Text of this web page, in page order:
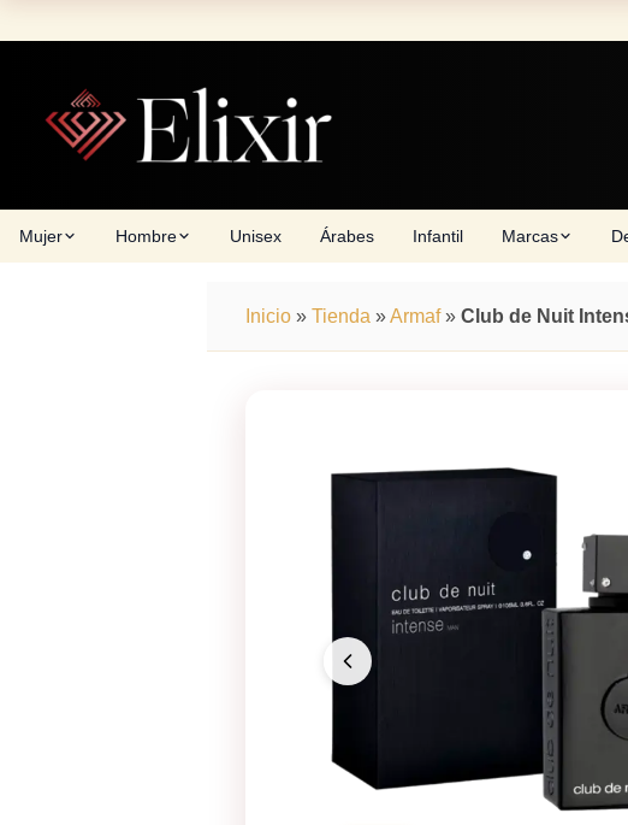
to
Mujer Hombre Unisex Árabes Infantil Marcas
Inicio » Tienda »Armaf» Club de Nuit